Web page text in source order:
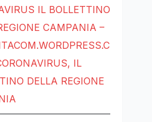
IL BOLLETTINO
CAMPANIA –
IL
DELLA REGIONE